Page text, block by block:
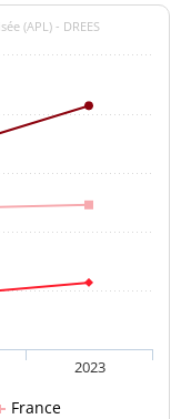
(APL) - DREES
France
2023